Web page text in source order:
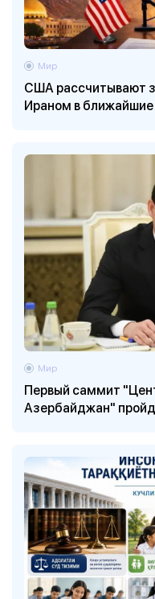
США рассчитывают
Ираном в
Мир
Первый саммит
Азербайджан"
Мир